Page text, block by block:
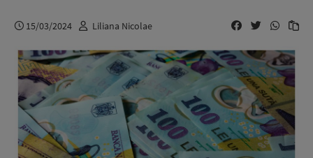
15/03/2024 Liliana Nicolae